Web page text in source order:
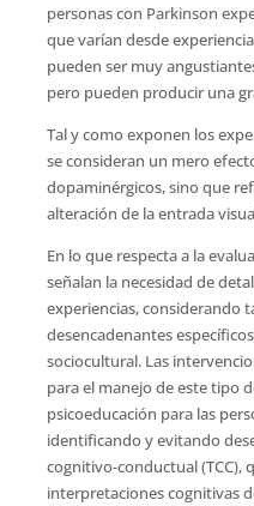
personas con Parkinson
que varían desde
pueden ser muy
pero pueden producir una
Tal y como exponen los
se consideran un mero
dopaminérgicos, sino que
alteración de la entrada
En lo que respecta a la
señalan la necesidad de
experiencias, considerando
desencadenantes
sociocultural. Las
para el manejo de este tipo
psicoeducación para las
identificando y evitando
cognitivo-conductual (TCC),
interpretaciones cognitivas